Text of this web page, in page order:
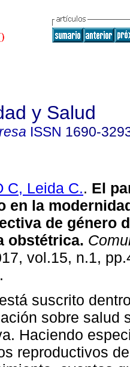
y Salud
ISSN 1690-
C, Leida C.. El
en la
de género
obstétrica.
vol.15, n.1,
suscrito
sobre salud
Haciendo
reproductivos